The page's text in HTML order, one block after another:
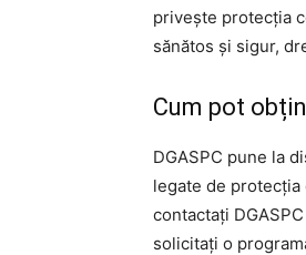
privește protecția
sănătos și sigur,
Cum pot
DGASPC pune la
legate de
contactați
solicitați o